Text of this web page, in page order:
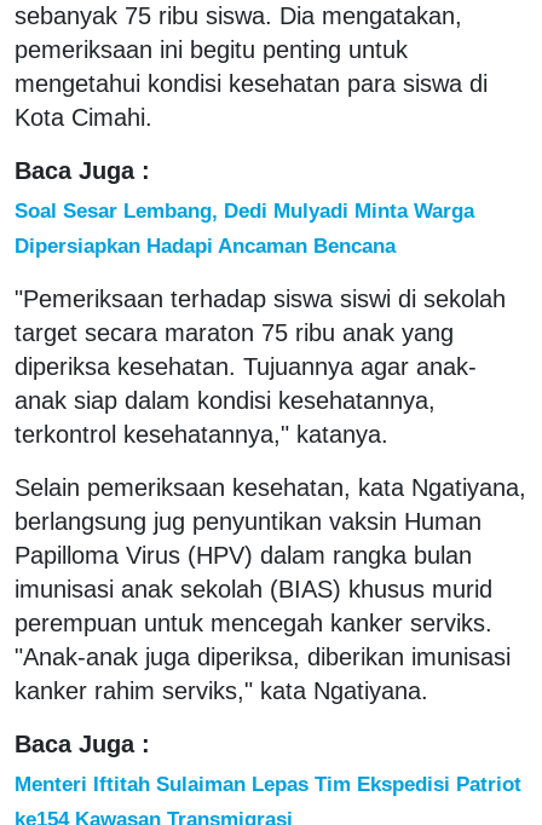
sebanyak 75 ribu siswa. Dia mengatakan,
pemeriksaan ini begitu penting untuk
mengetahui kondisi kesehatan para siswa di
Kota Cimahi.
Baca Juga :
Soal Sesar Lembang, Dedi Mulyadi Minta Warga
Dipersiapkan Hadapi Ancaman Bencana
"Pemeriksaan terhadap siswa siswi di sekolah
target secara maraton 75 ribu anak yang
diperiksa kesehatan. Tujuannya agar anak-
anak siap dalam kondisi kesehatannya,
terkontrol kesehatannya," katanya.
Selain pemeriksaan kesehatan, kata Ngatiyana,
berlangsung jug penyuntikan vaksin Human
Papilloma Virus (HPV) dalam rangka bulan
imunisasi anak sekolah (BIAS) khusus murid
perempuan untuk mencegah kanker serviks.
"Anak-anak juga diperiksa, diberikan imunisasi
kanker rahim serviks," kata Ngatiyana.
Baca Juga :
Menteri Iftitah Sulaiman Lepas Tim Ekspedisi Patriot
ke154 Kawasan Transmigrasi